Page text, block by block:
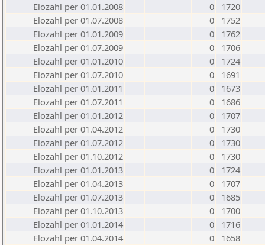
Elozahl per 01.01.2008
0
1720
Elozahl per 01.07.2008
0
1752
Elozahl per 01.01.2009
0
1762
Elozahl per 01.07.2009
0
1706
Elozahl per 01.01.2010
0
1724
Elozahl per 01.07.2010
0
1691
Elozahl per 01.01.2011
0
1673
Elozahl per 01.07.2011
0
1686
Elozahl per 01.01.2012
0
1707
Elozahl per 01.04.2012
0
1730
Elozahl per 01.07.2012
0
1730
Elozahl per 01.10.2012
0
1730
Elozahl per 01.01.2013
0
1724
Elozahl per 01.04.2013
0
1707
Elozahl per 01.07.2013
0
1685
Elozahl per 01.10.2013
0
1700
Elozahl per 01.01.2014
0
1716
Elozahl per 01.04.2014
0
1658